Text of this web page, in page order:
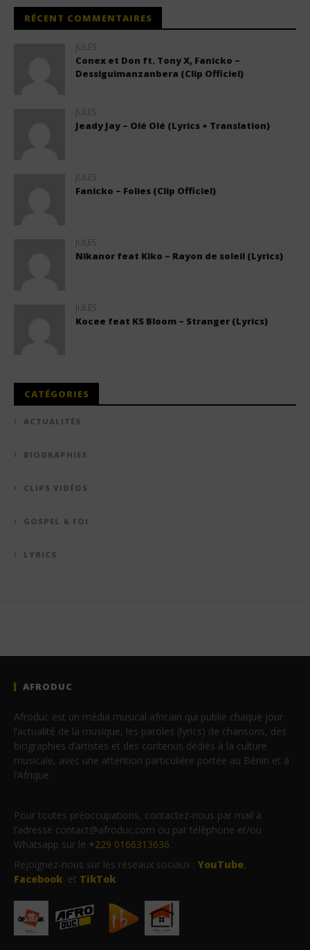
RÉCENT COMMENTAIRES
JULES
Conex et Don ft. Tony X, Fanicko –
Dessiguimanzanbera (Clip Officiel)
JULES
Jeady Jay – Olé Olé (Lyrics + Translation)
JULES
Fanicko – Folies (Clip Officiel)
JULES
Nikanor feat Kiko – Rayon de soleil (Lyrics)
JULES
Kocee feat KS Bloom – Stranger (Lyrics)
CATÉGORIES
ACTUALITÉS
BIOGRAPHIES
CLIPS VIDÉOS
GOSPEL & FOI
LYRICS
AFRODUC
Afroduc est un média musical africain qui publie chaque jour
l’actualité de la musique, les paroles (lyrics) de chansons, des
biographies d’artistes et des contenus dédiés à la culture
musicale, avec une attention particulière portée au Bénin et à
l’Afrique.
Pour toutes préoccupations, contactez-nous par mail à
l’adresse contact@afroduc.com ou par téléphone et/ou
Whatsapp sur le +229 0166313636.
Rejoignez-nous sur les réseaux sociaux : YouTube,
Facebook et TikTok.